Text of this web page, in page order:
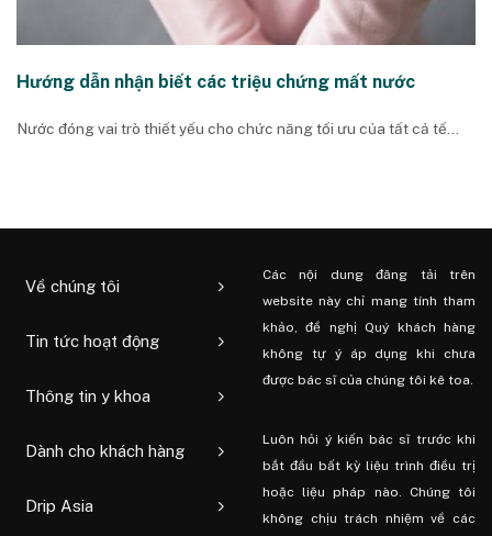
Hướng dẫn nhận biết các triệu chứng mất nước
Nước đóng vai trò thiết yếu cho chức năng tối ưu của tất cả tế...
Về chúng tôi
Tin tức hoạt động
Thông tin y khoa
Dành cho khách hàng
Drip Asia
Các nội dung đăng tải trên
website này chỉ mang tính tham
khảo, đề nghị Quý khách hàng
không tự ý áp dụng khi chưa
được bác sĩ của chúng tôi kê toa.
Luôn hỏi ý kiến ​​bác sĩ trước khi
bắt đầu bất kỳ liệu trình điều trị
hoặc liệu pháp nào. Chúng tôi
không chịu trách nhiệm về các